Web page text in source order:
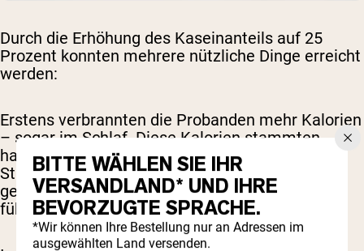
Durch die Erhöhung des Kaseinanteils auf 25
Prozent konnten mehrere nützliche Dinge erreicht
werden:
Erstens verbrannten die Probanden mehr Kalorien
– sogar im Schlaf. Diese Kalorien stammten
hauptsächlich aus Fett. Die Teilnehmer dieser
Studie verzeichneten zudem ein um 33 Prozent
gesteigertes Sättigungsgefühl, das heißt, sie
fühlten sich voller als sonst.
BITTE WÄHLEN SIE IHR
VERSANDLAND* UND IHRE
BEVORZUGTE SPRACHE.
*Wir können Ihre Bestellung nur an Adressen im
ausgewählten Land versenden.